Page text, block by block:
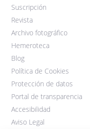
Suscripción
Revista
Archivo fotográfico
Hemeroteca
Blog
Política de Cookies
Protección de datos
Portal de transparencia
Accesibilidad
Aviso Legal